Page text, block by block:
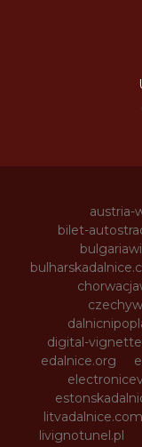
austria-
bilet-
digital-
edalnice.org
litvadalnice.com
livignotunel.pl